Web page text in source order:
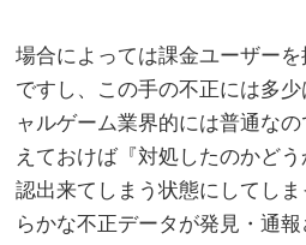
場合によっては課金ユーザー
ですし、この手の不正には多
ャルゲーム業界的には普通な
えておけば『対処したのかど
認出来てしまう状態にしてし
らかな不正データが発見・通報